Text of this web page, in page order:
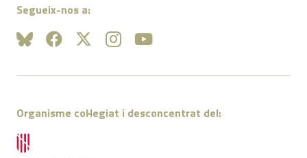
Segueix-nos a:
Organisme col·legiat i desconcentrat del: